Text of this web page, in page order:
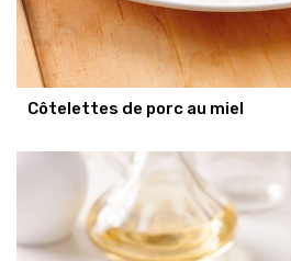
Côtelettes de porc au miel